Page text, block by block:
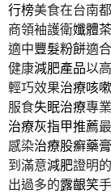
行榜美食在台南
商領袖護衛孅體茶
適中豐髮粉餅適
健康減肥產品以
輕巧效果治療咳嗽
服食失眠治療專
治療灰指甲推薦
感染治療股癬藥膏
到滿意減肥證明
出過多的露齦笑